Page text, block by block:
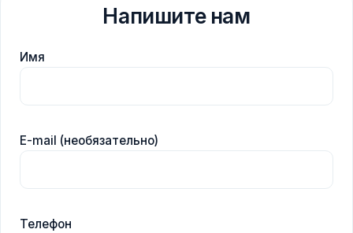
Напишите нам
Имя
E-mail (необязательно)
Телефон